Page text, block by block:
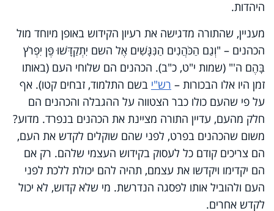
היהדות.
מעניין, שהתורה מדגישה את רעיון הקידוש באופן מיוחד מול
הכהנים – "וְגַם הַכֹּהֲנִים הַנִּגָּשִׁים אֶל השם יִתְקַדָּשׁוּ פֶּן יִפְרֹץ
בָּהֶם ה'" (שמות י"ט, כ"ב). הכהנים הם שלוחי העם (באותו
זמן היו אלו הבכורות – רש"י בשם התלמוד, זבחים קטו). אף
על פי שהעם כולו כבר הצטווה על ההגבלה והכהנים הם
חלק מהעם, עדיין התורה מציינת את הכהנים בנפרד. מדוע?
משום שהכהנים בפרט, לפני שהם שוקלים לקדש את העם,
הם צריכים קודם כל לעסוק בקידוש העצמי שלהם. רק אם
הם יקדימו ויקדשו את עצמם, תהיה להם יכולת ללכת לפני
העם ולהוביל אותו לפסגה הנדרשת. מי שלא קדוש, לא יכול
לקדש אחרים.